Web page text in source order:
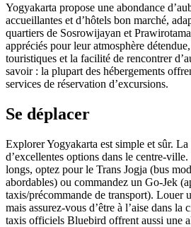
Yogyakarta propose une abondance
accueillantes et d’hôtels bon marché,
quartiers de Sosrowijayan et
appréciés pour leur atmosphère
touristiques et la facilité de rencontrer
savoir : la plupart des hébergements
services de réservation d’excursions.
Se déplacer
Explorer Yogyakarta est simple et sûr.
d’excellentes options dans le centre-
longs, optez pour le Trans Jogja (bus
abordables) ou commandez un Go-Jek
taxis/précommande de transport). Louer
mais assurez-vous d’être à l’aise dans
taxis officiels Bluebird offrent aussi une